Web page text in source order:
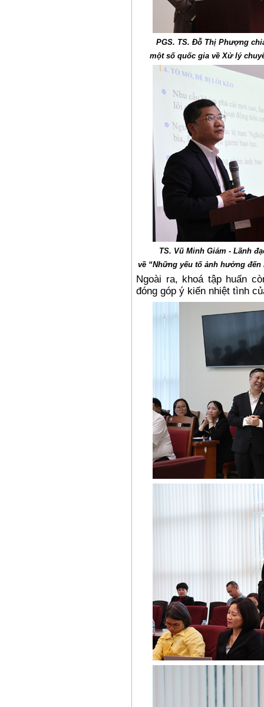
PGS. TS. Đỗ Thị Phượng
một số quốc gia về Xử lý
TS. Vũ Minh Giám - Lãnh
về “Những yếu tố ảnh hưởng
Ngoài ra, khoá tập huấn
đóng góp ý kiến nhiệt tình